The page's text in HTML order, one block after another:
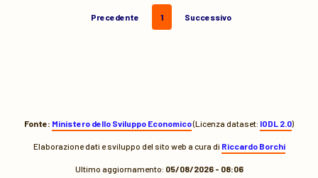
Precedente 1 Successivo
Fonte: Ministero dello Sviluppo Economico(Licenza dataset: IODL 2.0)
Elaborazione dati e sviluppo del sito web a cura di Riccardo Borchi
Ultimo aggiornamento: 05/08/2026 - 08:06